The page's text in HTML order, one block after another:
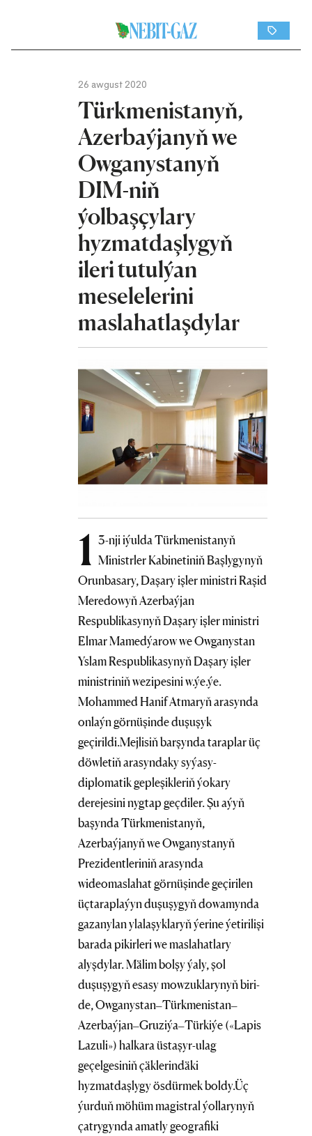
26 awgust 2020
Türkmenistanyň,
Azerbaýjanyň we
Owganystanyň
DIM-niň
ýolbaşçylary
hyzmatdaşlygyň
ileri tutulýan
meselelerini
maslahatlaşdylar
1 3-nji iýulda Türkmenistanyň
Ministrler Kabinetiniň Başlygynyň
Orunbasary, Daşary işler ministri Raşid
Meredowyň Azerbaýjan
Respublikasynyň Daşary işler ministri
Elmar Mamedýarow we Owganystan
Yslam Respublikasynyň Daşary işler
ministriniň wezipesini w.ýe.ýe.
Mohammed Hanif Atmaryň arasynda
onlaýn görnüşinde duşuşyk
geçirildi.Mejlisiň barşynda taraplar üç
döwletiň arasyndaky syýasy-
diplomatik gepleşikleriň ýokary
derejesini nygtap geçdiler. Şu aýyň
başynda Türkmenistanyň,
Azerbaýjanyň we Owganystanyň
Prezidentleriniň arasynda
wideomaslahat görnüşinde geçirilen
üçtaraplaýyn duşuşygyň dowamynda
gazanylan ylalaşyklaryň ýerine ýetirilişi
barada pikirleri we maslahatlary
alyşdylar. Mälim bolşy ýaly, şol
duşuşygyň esasy mowzuklarynyň biri-
de, Owganystan–Türkmenistan–
Azerbaýjan–Gruziýa–Türkiýe («Lapis
Lazuli») halkara üstaşyr-ulag
geçelgesiniň çäklerindäki
hyzmatdaşlygy ösdürmek boldy.Üç
ýurduň möhüm magistral ýollarynyň
çatrygynda amatly geografiki